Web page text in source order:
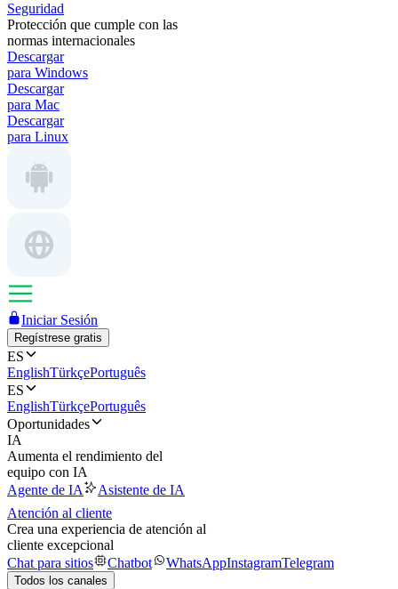
Seguridad
Protección que cumple con las
normas internacionales
Descargar
para Windows
Descargar
para Mac
Descargar
para Linux
Iniciar Sesión
Regístrese gratis
ES
EnglishTürkçePortuguês
ES
EnglishTürkçePortuguês
Oportunidades
IA
Aumenta el rendimiento del
equipo con IA
Agente de IA
Asistente de IA
Atención al cliente
Crea una experiencia de atención al
cliente excepcional
Chat para sitios
Chatbot WhatsAppInstagramTelegram
Todos los canales